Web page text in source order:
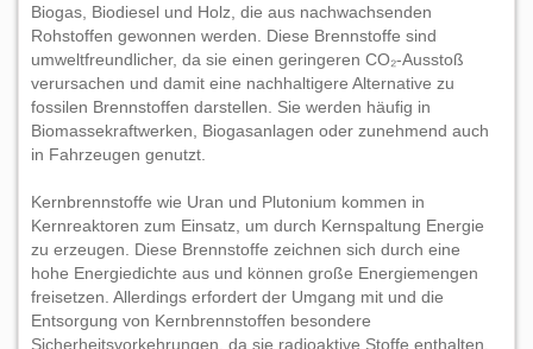
Biogas, Biodiesel und Holz, die aus nachwachsenden
Rohstoffen gewonnen werden. Diese Brennstoffe sind
umweltfreundlicher, da sie einen geringeren CO₂-Ausstoß
verursachen und damit eine nachhaltigere Alternative zu
fossilen Brennstoffen darstellen. Sie werden häufig in
Biomassekraftwerken, Biogasanlagen oder zunehmend auch
in Fahrzeugen genutzt.
Kernbrennstoffe wie Uran und Plutonium kommen in
Kernreaktoren zum Einsatz, um durch Kernspaltung Energie
zu erzeugen. Diese Brennstoffe zeichnen sich durch eine
hohe Energiedichte aus und können große Energiemengen
freisetzen. Allerdings erfordert der Umgang mit und die
Entsorgung von Kernbrennstoffen besondere
Sicherheitsvorkehrungen, da sie radioaktive Stoffe enthalten,